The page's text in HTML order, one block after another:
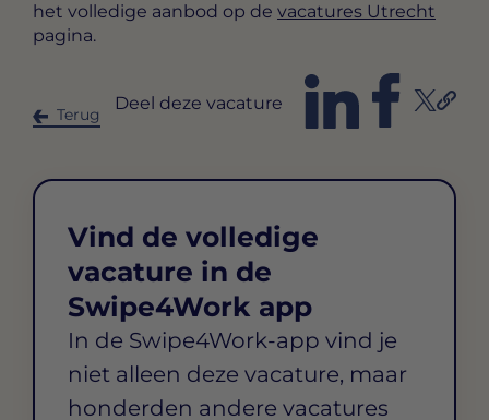
het volledige aanbod op de vacatures Utrecht
pagina.
Terug
Deel deze vacature
Vind de volledige
vacature in de
Swipe4Work app
In de Swipe4Work-app vind je
niet alleen deze vacature, maar
honderden andere vacatures